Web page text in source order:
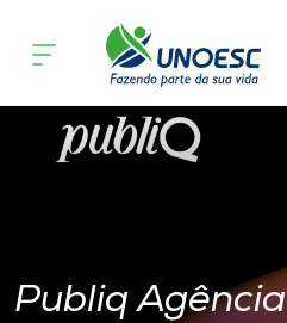
Cursos
Onde estamos
Atendimento ao Estudante
Publiq Agência Experimental
Publiq Agência